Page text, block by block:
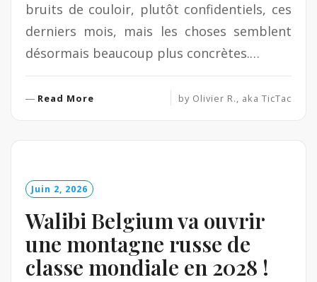
bruits de couloir, plutôt confidentiels, ces
derniers mois, mais les choses semblent
désormais beaucoup plus concrètes.…
Read More by Olivier R., aka TicTac
Juin 2, 2026
Walibi Belgium va ouvrir
une montagne russe de
classe mondiale en 2028 !